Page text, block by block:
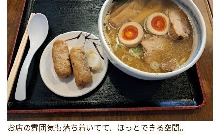
お店の雰囲気も落ち着いてて、ほっとできる空間。